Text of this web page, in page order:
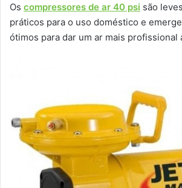
Os compressores de ar 40 psi são
práticos para o uso doméstico e
ótimos para dar um ar mais profissional